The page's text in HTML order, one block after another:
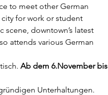
to meet other German
for work or student
downtown’s latest
attends various German
Ab dem 6.November bis
Unterhaltungen.